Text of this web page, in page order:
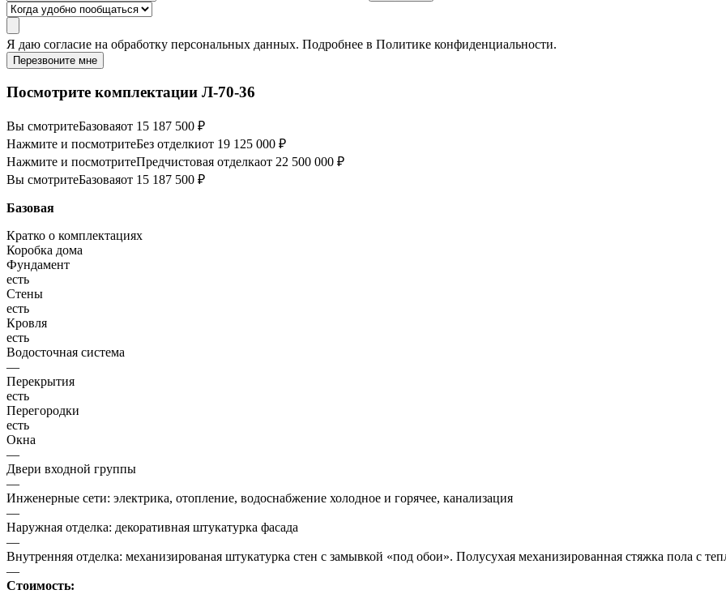
Я даю согласие на обработку персональных данных. Подробнее в Политике конфиденциальности.
Перезвоните мне
Посмотрите комплектации Л-70-36
Вы смотритеБазоваяот 15 187 500 ₽
Нажмите и посмотритеБез отделкиот 19 125 000 ₽
Нажмите и посмотритеПредчистовая отделкаот 22 500 000 ₽
Вы смотритеБазоваяот 15 187 500 ₽
Базовая
Кратко о комплектациях
Коробка дома
Фундамент
есть
Стены
есть
Кровля
есть
Водосточная система
—
Перекрытия
есть
Перегородки
есть
Окна
—
Двери входной группы
—
Инженерные сети: электрика, отопление, водоснабжение холодное и горячее, канализация
—
Наружная отделка: декоративная штукатурка фасада
—
Внутренняя отделка: механизированая штукатурка стен с замывкой «под обои». Полусухая механизированная стяжка пола с
—
Стоимость: